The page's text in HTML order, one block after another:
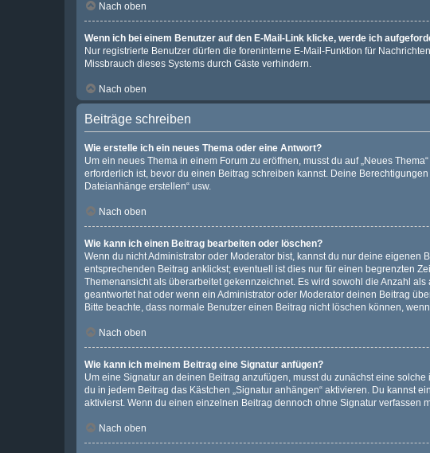
Nach oben
Wenn ich bei einem Benutzer auf den E-Mail-Link klicke, werde ich
Nur registrierte Benutzer dürfen die foreninterne E-Mail-Funktion für
Missbrauch dieses Systems durch Gäste verhindern.
Nach oben
Beiträge schreiben
Wie erstelle ich ein neues Thema oder eine Antwort?
Um ein neues Thema in einem Forum zu eröffnen, musst du auf „Neues
erforderlich ist, bevor du einen Beitrag schreiben kannst. Deine
Dateianhänge erstellen“ usw.
Nach oben
Wie kann ich einen Beitrag bearbeiten oder löschen?
Wenn du nicht Administrator oder Moderator bist, kannst du nur deine
entsprechenden Beitrag anklickst; eventuell ist dies nur für einen begrenzten
Themenansicht als überarbeitet gekennzeichnet. Es wird sowohl die Anzahl
geantwortet hat oder wenn ein Administrator oder Moderator deinen Beitrag
Bitte beachte, dass normale Benutzer einen Beitrag nicht löschen können,
Nach oben
Wie kann ich meinem Beitrag eine Signatur anfügen?
Um eine Signatur an deinen Beitrag anzufügen, musst du zunächst eine
du in jedem Beitrag das Kästchen „Signatur anhängen“ aktivieren. Du kannst
aktivierst. Wenn du einen einzelnen Beitrag dennoch ohne Signatur verfassen
Nach oben